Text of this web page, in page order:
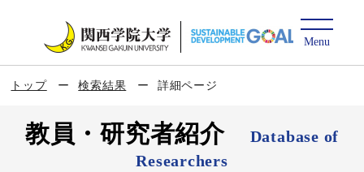
トップ 検索結果 詳細ページ
教員・研究者紹介
Database of
Researchers